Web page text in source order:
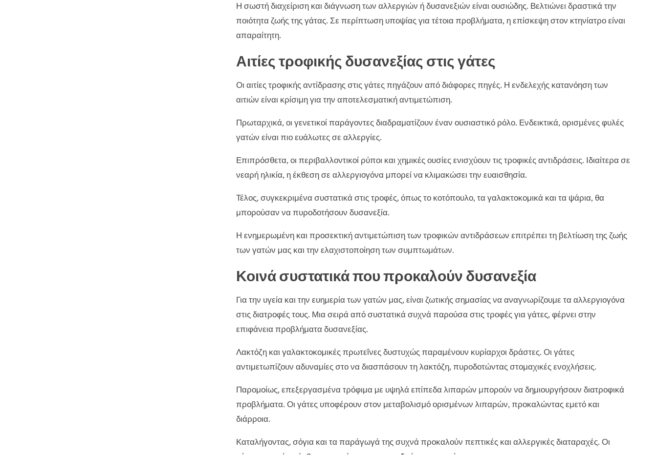
Η σωστή διαχείριση και διάγνωση των αλλεργιών ή δυσανεξιών είναι ουσιώδης. Βελτιώνει δραστικά την
ποιότητα ζωής της γάτας. Σε περίπτωση υποψίας για τέτοια προβλήματα, η επίσκεψη στον κτηνίατρο είναι
απαραίτητη.
Αιτίες τροφικής δυσανεξίας στις γάτες
Οι αιτίες τροφικής αντίδρασης στις γάτες πηγάζουν από διάφορες πηγές. Η ενδελεχής κατανόηση των
αιτιών είναι κρίσιμη για την αποτελεσματική αντιμετώπιση.
Πρωταρχικά, οι γενετικοί παράγοντες διαδραματίζουν έναν ουσιαστικό ρόλο. Ενδεικτικά, ορισμένες φυλές
γατών είναι πιο ευάλωτες σε αλλεργίες.
Επιπρόσθετα, οι περιβαλλοντικοί ρύποι και χημικές ουσίες ενισχύουν τις τροφικές αντιδράσεις. Ιδιαίτερα σε
νεαρή ηλικία, η έκθεση σε αλλεργιογόνα μπορεί να κλιμακώσει την ευαισθησία.
Τέλος, συγκεκριμένα συστατικά στις τροφές, όπως το κοτόπουλο, τα γαλακτοκομικά και τα ψάρια, θα
μπορούσαν να πυροδοτήσουν δυσανεξία.
Η ενημερωμένη και προσεκτική αντιμετώπιση των τροφικών αντιδράσεων επιτρέπει τη βελτίωση της ζωής
των γατών μας και την ελαχιστοποίηση των συμπτωμάτων.
Κοινά συστατικά που προκαλούν δυσανεξία
Για την υγεία και την ευημερία των γατών μας, είναι ζωτικής σημασίας να αναγνωρίζουμε τα αλλεργιογόνα
στις διατροφές τους. Μια σειρά από συστατικά συχνά παρούσα στις τροφές για γάτες, φέρνει στην
επιφάνεια προβλήματα δυσανεξίας.
Λακτόζη και γαλακτοκομικές πρωτεΐνες δυστυχώς παραμένουν κυρίαρχοι δράστες. Οι γάτες
αντιμετωπίζουν αδυναμίες στο να διασπάσουν τη λακτόζη, πυροδοτώντας στομαχικές ενοχλήσεις.
Παρομοίως, επεξεργασμένα τρόφιμα με υψηλά επίπεδα λιπαρών μπορούν να δημιουργήσουν διατροφικά
προβλήματα. Οι γάτες υποφέρουν στον μεταβολισμό ορισμένων λιπαρών, προκαλώντας εμετό και
διάρροια.
Καταλήγοντας, σόγια και τα παράγωγά της συχνά προκαλούν πεπτικές και αλλεργικές διαταραχές. Οι